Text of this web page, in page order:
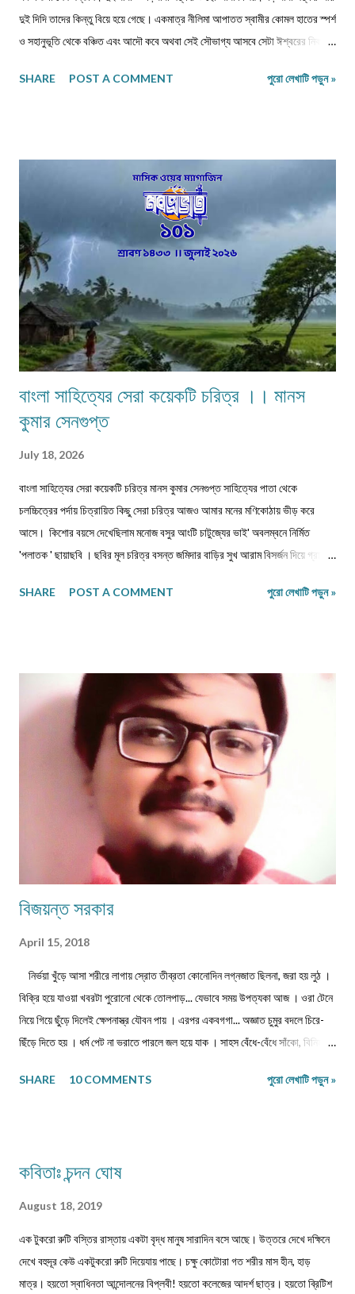
দুই দিদি তাদের কিন্তু বিয়ে হয়ে গেছে। একমাত্র নীলিমা আপাতত স্বামীর কোমল হাতের স্পর্শ
ও সহানুভূতি থেকে বঞ্চিত এবং আদৌ কবে অথবা সেই সৌভাগ্য আসবে সেটা ঈশ্বরের নিকটই
তারও জীবনসঙ্গিনী জুটেনি। মোট সাতজন সদস্য নিয়ে গঠিত সংসার নীলিমাদের পরিবার।
পড়াশুনার প্রতি যথেষ্ট তৎপর ও সহানুভূতিশীল। তাদের পড়াশুনায় কোনো খামতি রাখেননি।
যথা সময়ে তাদেরকে বিদ্যালয়ের মুখ দেখিয়েছে – টিউশনের বন্দোবস্ত করেছে। তাদের জীবন
যাতে সুখকর হয় সেটাই প্রতিদিন ভগবানের কাছে প্রার্থনা করেছে। পাঁচ-পাঁচটি ছেলেমেয়ের
মধ্যে সবাইকে উচ্চশিক্ষিত করে তোলা একপ...
SHARE POST A COMMENT পুরো লেখাটি পড়ুন »
বাংলা সাহিত্যের সেরা কয়েকটি চরিত্র ।। মানস
কুমার সেনগুপ্ত
July 18, 2026
বাংলা সাহিত্যের সেরা কয়েকটি চরিত্র মানস কুমার সেনগুপ্ত সাহিত্যের পাতা থেকে
চলচ্চিত্রের পর্দায় চিত্রায়িত কিছু সেরা চরিত্র আজও আমার মনের মণিকোঠায় ভীড় করে
আসে। কিশোর বয়সে দেখেছিলাম মনোজ বসুর আংটি চাটুজ্যের ভাই' অবলম্বনে নির্মিত
'পলাতক ' ছায়াছবি ‌। ছবির মূল চরিত্র বসন্ত জমিদার বাড়ির সুখ আরাম বিসর্জন দিয়ে গ্রামের
নিজেকে একাত্ম করে নিয়ে ভেবেছি, এমনটা যদি আমি পারতাম। ছবিতে বসন্ত জীবন পথের
মুক্তি আলোয় আলোয়, আমার মুক্তি ধূলায় ধূলায় ঘাসে ঘাসে। যৌবনকালে দেখা রমাপদ
চৌধুরীর উপন্যাস 'বনপলাশীর পদাবলী অবলম্বনে নির্মিত ছায়াছবির মূল চরিত্র উদাস গেয়ে
উঠেছে -' মনের কথা কারে বলি আর,...
SHARE POST A COMMENT পুরো লেখাটি পড়ুন »
বিজয়ন্ত সরকার
April 15, 2018
নির্ভয়া খুঁড়ে আসা শরীরে লাগায় স্রোত তীব্রতা কোনোদিন লগ্নজাত ছিলনা, জরা হয় লুঠ ।
বিক্রি হয়ে যাওয়া খবরটা পুরোনো থেকে তোলপাড়... যেভাবে সময় উপত্যকা আজ । ওরা টেনে
নিয়ে গিয়ে ছুঁড়ে দিলেই ক্ষেপনাস্ত্র যৌবন পায় । এরপর একবগগা... অজ্ঞাত চুমুর বদলে চিরে-
ছিঁড়ে দিতে হয় । ধর্ম পেট না ভরাতে পারলে জল হয়ে যাক । সাহস বেঁধে-বেঁধে সাঁকো, বিনিময়ে
মনোত্তমা ঝরা-ঘাম শিউলি... দিনশেষে পাতে রোদ সাজায় রোধহীন । কাল্পনিক চরিত্ররা এখনও
SHARE 10 COMMENTS পুরো লেখাটি পড়ুন »
কবিতাঃ চন্দন ঘোষ
August 18, 2019
এক টুকরো রুটি বস্তির রাস্তায় একটা বৃদ্ধ মানুষ সারাদিন বসে আছে। উত্তরে দেখে দক্ষিনে
দেখে বহুদূর কেউ একটুকরো রুটি দিয়েযায় পাছে। চক্ষু কোটোরা গত শরীর মাস হীন, হাড়
মাত্র। হয়তো স্বাধিনতা আন্দোলনের বিপ্লবী! হয়তো কলেজের আদর্শ ছাত্র। হয়তো ব্রিটিশ